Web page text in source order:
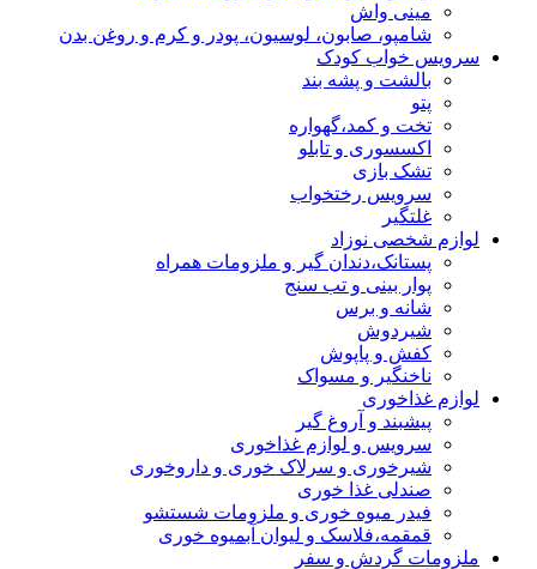
مینی واش
شامپو، صابون، لوسیون، پودر و کرم و روغن بدن
سرویس خواب کودک
بالشت و پشه بند
پتو
تخت و کمد،گهواره
اکسسوری و تابلو
تشک بازی
سرویس رختخواب
غلتگیر
لوازم شخصی نوزاد
پستانک،دندان گیر و ملزومات همراه
پوار بینی و تب سنج
شانه و برس
شیردوش
کفش و پاپوش
ناخنگیر و مسواک
لوازم غذاخوری
پیشبند و آروغ گیر
سرویس و لوازم غذاخوری
شیرخوری و سرلاک خوری و داروخوری
صندلی غذا خوری
فیدر میوه خوری و ملزومات شستشو
قمقمه،فلاسک و لیوان آبمیوه خوری
ملزومات گردش و سفر